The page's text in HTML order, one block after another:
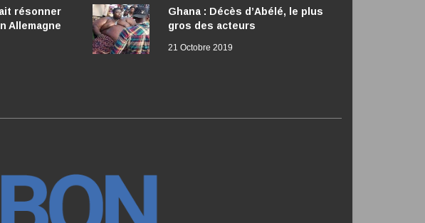
résonner
Allemagne
Ghana : Décès d’Abélé, le plus
gros des acteurs
21 Octobre 2019